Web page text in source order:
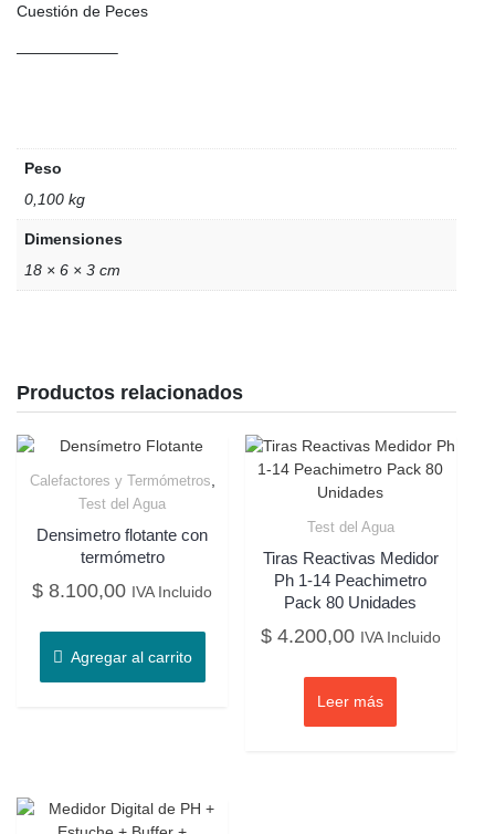
Cuestión de Peces
——————–
Peso
0,100 kg
Dimensiones
18 × 6 × 3 cm
Productos relacionados
Calefactores y Termómetros,
Test del Agua
Densimetro flotante con
termómetro
$ 8.100,00 IVA Incluido
Agregar al carrito
Test del Agua
Tiras Reactivas Medidor
Ph 1-14 Peachimetro
Pack 80 Unidades
$4.200,00 IVA Incluido
Leer más